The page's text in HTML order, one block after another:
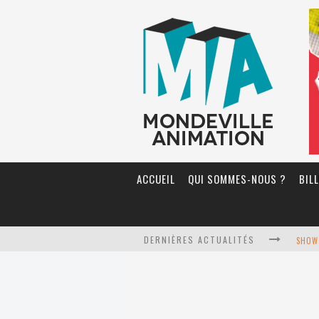
ACCUEIL QUI SOMMES-NOUS ?
DERNIÈRES ACTUALITÉS